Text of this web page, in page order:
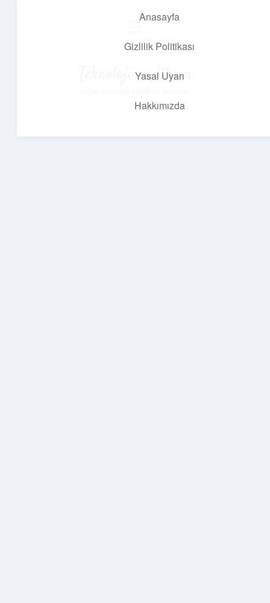
Anasayfa
Gizlilik Politikası
Yasal Uyarı
Hakkımızda
Teknoloji ve İlham